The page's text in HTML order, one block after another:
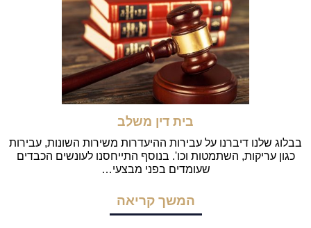
בית דין משלב
בבלוג שלנו דיברנו על עבירות ההיעדרות משירות השונות, עבירות
כגון עריקות, השתמטות וכו'. בנוסף התייחסנו לעונשים הכבדים
שעומדים בפני מבצעי…
המשך קריאה